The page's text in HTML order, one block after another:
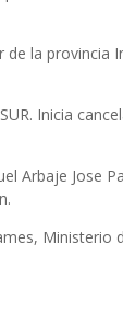
la provincia
Inicia
Arbaje Jose
Ministerio